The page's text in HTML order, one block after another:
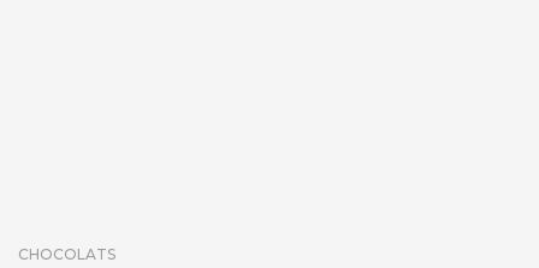
CHOCOLATS